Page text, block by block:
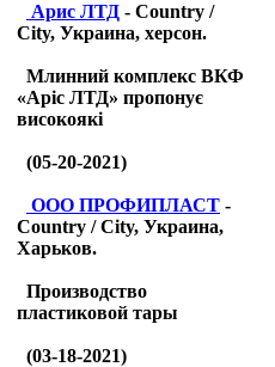
Арис ЛТД - Country /
City, Украина, херсон.
Млинний комплекс ВКФ
«Аріс ЛТД» пропонує
високоякі
(05-20-2021)
ООО ПРОФИПЛАСТ -
Country / City, Украина,
Харьков.
Производство
пластиковой тары
(03-18-2021)